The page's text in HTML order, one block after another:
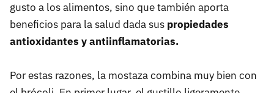
gusto a los alimentos, sino que también aporta
beneficios para la salud dada sus propiedades
antioxidantes y antiinflamatorias.
Por estas razones, la mostaza combina muy bien con